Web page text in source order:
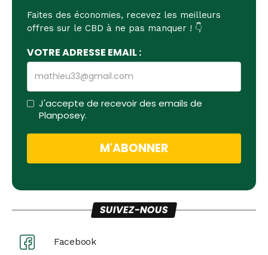
Faites des économies, recevez les meilleurs
offres sur le CBD à ne pas manquer ! 👇
VOTRE ADRESSE EMAIL :
J'accepte de recevoir des emails de
Planposey.
SUIVEZ-NOUS
Facebook